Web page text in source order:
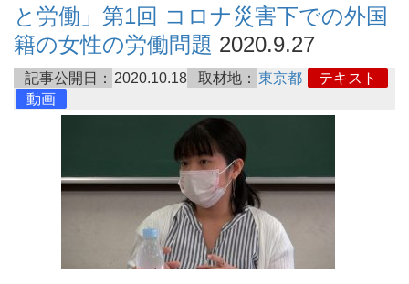
と労働」第1回 コロナ災害下での外国
籍の女性の労働問題 2020.9.27
記事公開日： 2020.10.18 取材地： 東京都
テキスト
動画